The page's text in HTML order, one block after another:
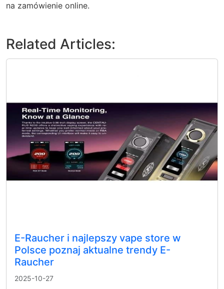
na zamówienie online.
Related Articles:
E-Raucher i najlepszy vape store w
Polsce poznaj aktualne trendy E-
Raucher
2025-10-27